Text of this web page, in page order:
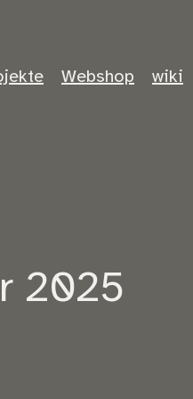
Webshop wiki
2025